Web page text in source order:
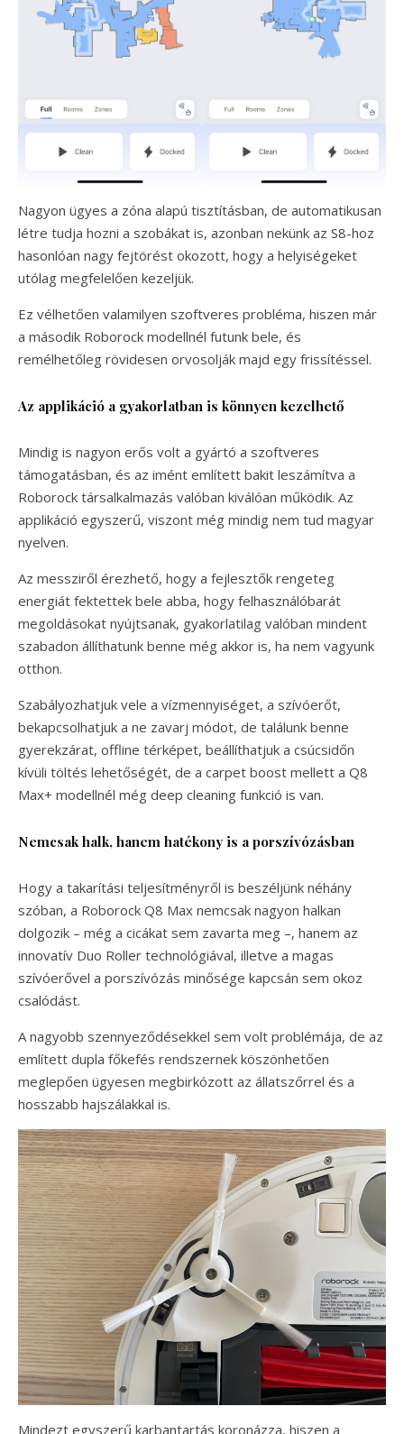
Nagyon ügyes a zóna alapú tisztításban, de automatikusan
létre tudja hozni a szobákat is, azonban nekünk az S8-hoz
hasonlóan nagy fejtörést okozott, hogy a helyiségeket
utólag megfelelően kezeljük.
Ez vélhetően valamilyen szoftveres probléma, hiszen már
a második Roborock modellnél futunk bele, és
remélhetőleg rövidesen orvosolják majd egy frissítéssel.
Az applikáció a gyakorlatban is könnyen kezelhető
Mindig is nagyon erős volt a gyártó a szoftveres
támogatásban, és az imént említett bakit leszámítva a
Roborock társalkalmazás valóban kiválóan működik. Az
applikáció egyszerű, viszont még mindig nem tud magyar
nyelven.
Az messziről érezhető, hogy a fejlesztők rengeteg
energiát fektettek bele abba, hogy felhasználóbarát
megoldásokat nyújtsanak, gyakorlatilag valóban mindent
szabadon állíthatunk benne még akkor is, ha nem vagyunk
otthon.
Szabályozhatjuk vele a vízmennyiséget, a szívóerőt,
bekapcsolhatjuk a ne zavarj módot, de találunk benne
gyerekzárat, offline térképet, beállíthatjuk a csúcsidőn
kívüli töltés lehetőségét, de a carpet boost mellett a Q8
Max+ modellnél még deep cleaning funkció is van.
Nemcsak halk, hanem hatékony is a porszívózásban
Hogy a takarítási teljesítményről is beszéljünk néhány
szóban, a Roborock Q8 Max nemcsak nagyon halkan
dolgozik – még a cicákat sem zavarta meg –, hanem az
innovatív Duo Roller technológiával, illetve a magas
szívóerővel a porszívózás minősége kapcsán sem okoz
csalódást.
A nagyobb szennyeződésekkel sem volt problémája, de az
említett dupla főkefés rendszernek köszönhetően
meglepően ügyesen megbirkózott az állatszőrrel és a
hosszabb hajszálakkal is.
Mindezt egyszerű karbantartás koronázza, hiszen a